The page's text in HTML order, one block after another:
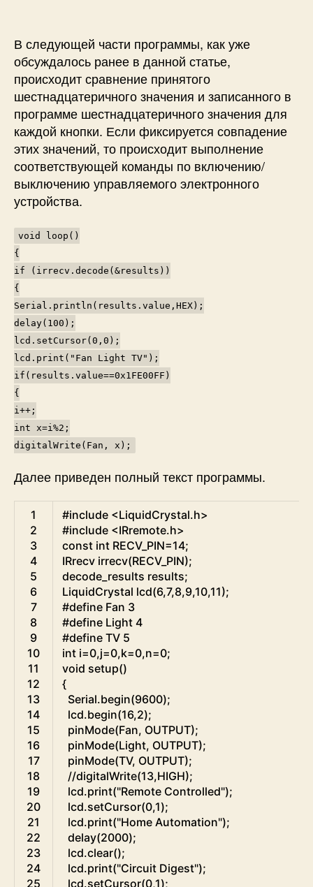
В следующей части программы, как уже
обсуждалось ранее в данной статье,
происходит сравнение принятого
шестнадцатеричного значения и записанного в
программе шестнадцатеричного значения для
каждой кнопки. Если фиксируется совпадение
этих значений, то происходит выполнение
соответствующей команды по включению/
выключению управляемого электронного
устройства.
void loop()
{
if (irrecv.decode(&results))
{
Serial.println(results.value,HEX);
delay(100);
lcd.setCursor(0,0);
lcd.print("Fan Light TV");
if(results.value==0x1FE00FF)
{
i++;
int x=i%2;
digitalWrite(Fan, x);
Далее приведен полный текст программы.
1
2
3
4
5
6
7
8
9
10
11
12
13
14
15
16
17
18
19
20
21
22
23
24
25
#include <LiquidCrystal.h>
#include <IRremote.h>
const int RECV_PIN=14;
IRrecv irrecv(RECV_PIN);
decode results results;
LiquidCrystal lcd(6,7,8,9,10,11);
#define Fan 3
#define Light 4
#define TV 5
int i=0,j=0,k=0,n=0;
void setup()
{
Serial.begin(9600);
lcd.begin(16,2);
pinMode(Fan, OUTPUT);
pinMode(Light, OUTPUT);
pinMode(TV, OUTPUT);
//digitalWrite(13,HIGH);
lcd.print("Remote Controlled");
lcd.setCursor(0,1);
lcd.print("Home Automation");
delay(2000);
lcd.clear();
lcd.print("Circuit Digest");
lcd.setCursor(0,1);